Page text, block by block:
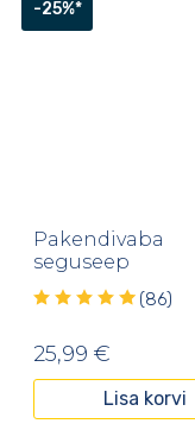
-25%*
Pakendivaba
seguseep
(86)
25,99 €
Lisa korvi